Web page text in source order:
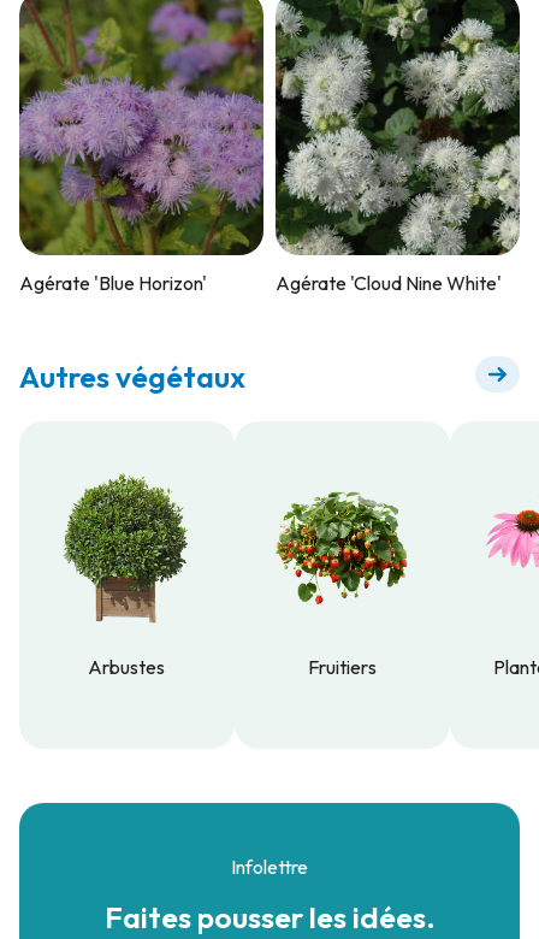
Agérate 'Blue Horizon' Agérate 'Cloud Nine White'
Autres végétaux
Arbustes
Fruitiers
Infolettre
Faites pousserles idées.